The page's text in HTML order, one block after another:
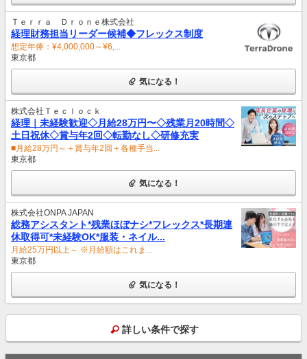
Ｔｅｒｒａ Ｄｒｏｎｅ株式会社
経理財務担当リーダー候補◆フレックス制度
想定年俸：¥4,000,000～¥6,...
東京都
気になる！
株式会社Ｔｅｃｌｏｃｋ
経理｜未経験歓迎◇月給28万円〜◇残業月20時間◇
土日祝休◇賞与年2回◇転勤なし◇研修充実
■月給28万円～＋賞与年2回＋各種手当...
東京都
気になる！
株式会社ONPA JAPAN
総務アシスタント*残業ほぼナシ*フレックス*長期連
休取得可*未経験OK*服装・ネイル...
月給25万円以上～ ※月給額はこれま...
東京都
気になる！
詳しい条件で探す